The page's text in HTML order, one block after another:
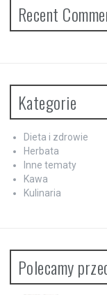
Recent
Kategorie
Dieta i zdrowie
Herbata
Inne tematy
Kawa
Kulinaria
Polecamy